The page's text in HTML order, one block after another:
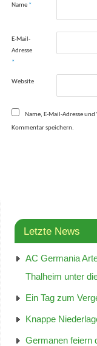
Name *
E-Mail-
Adresse
*
Website
Name, E-Mail-Adresse
Kommentar speichern.
Letzte News
AC Germania
Thalheim unter
Ein Tag zum
Knappe
Germanen feiern